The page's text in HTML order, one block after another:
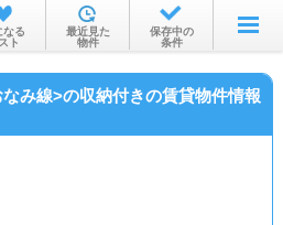
部屋を探す
沿線・駅から
なる
ト
最近見た
物件
保存中の
条件
み線>の収納付きの賃貸物件情報